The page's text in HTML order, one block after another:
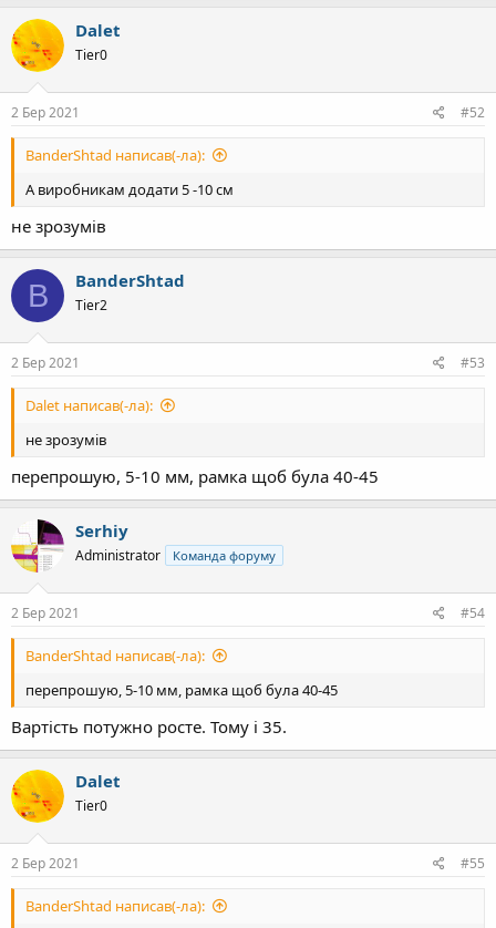
Dalet
Tier0
2 Бер 2021 #52
BanderShtad написав(-ла):
А виробникам додати 5 -10 см
не зрозумів
B BanderShtad
Tier2
2 Бер 2021 #53
Dalet написав(-ла):
не зрозумів
перепрошую, 5-10 мм, рамка щоб була 40-45
Serhiy
Administrator Команда форуму
2 Бер 2021 #54
BanderShtad написав(-ла):
перепрошую, 5-10 мм, рамка щоб була 40-45
Вартість потужно росте. Тому і 35.
Dalet
Tier0
2 Бер 2021 #55
BanderShtad написав(-ла):